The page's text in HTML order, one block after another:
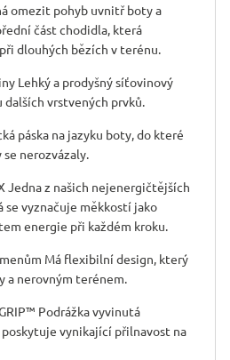
omezit pohyb uvnitř boty a
část chodidla, která
dlouhých bězích v terénu.
Lehký a prodyšný síťovinový
vrstvených prvků.
páska na jazyku boty, do které
nerozvázaly.
Jedna z našich nejenergičtějších
se vyznačuje měkkostí jako
energie při každém kroku.
Má flexibilní design, který
a nerovným terénem.
Podrážka vyvinutá
poskytuje vynikající přilnavost na